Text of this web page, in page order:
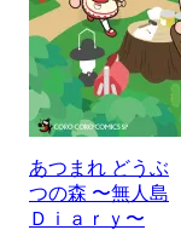
あつまれ どうぶ
つの森 〜無人島
Ｄｉａｒｙ〜